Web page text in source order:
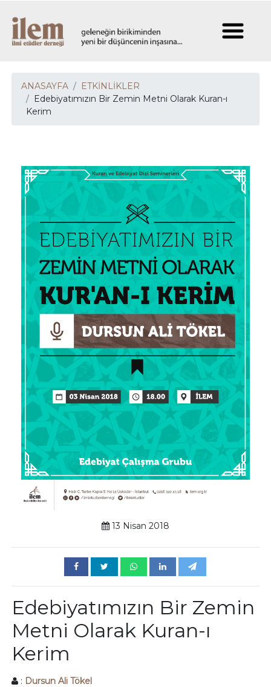
ANASAYFA
ETKİNLİKLER
Edebiyatımızın Bir Zemin Metni Olarak Kuran-ı
Kerim
13 Nisan 2018
Edebiyatımızın Bir Zemin
Metni Olarak Kuran-ı
Kerim
: Dursun Ali Tökel